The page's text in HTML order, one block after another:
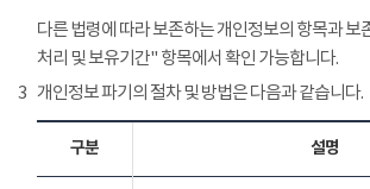
다른 법령에 따라 보존하는 개인정보의 항목과 보
처리 및 보유기간" 항목에서 확인 가능합니다.
3 개인정보 파기의 절차 및 방법은 다음과 같습니다.
구분 설명